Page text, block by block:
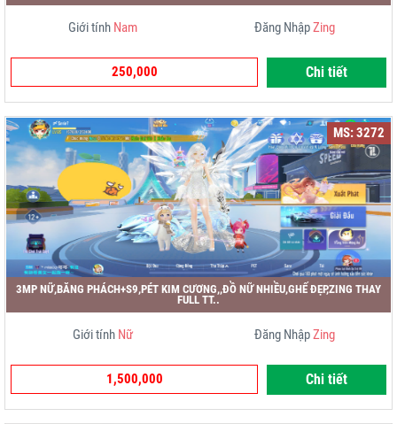
Giới tính Nam Đăng NhậpZing
250,000 Chi tiết
MS: 3272
3MP NỮ,BĂNG PHÁCH+S9,PÉT KIM CƯƠNG,,ĐỒ NỮ NHIỀU,GHẾ ĐẸP,ZING THAY
FULL TT..
Giới tính Nữ Đăng NhậpZing
1,500,000 Chi tiết